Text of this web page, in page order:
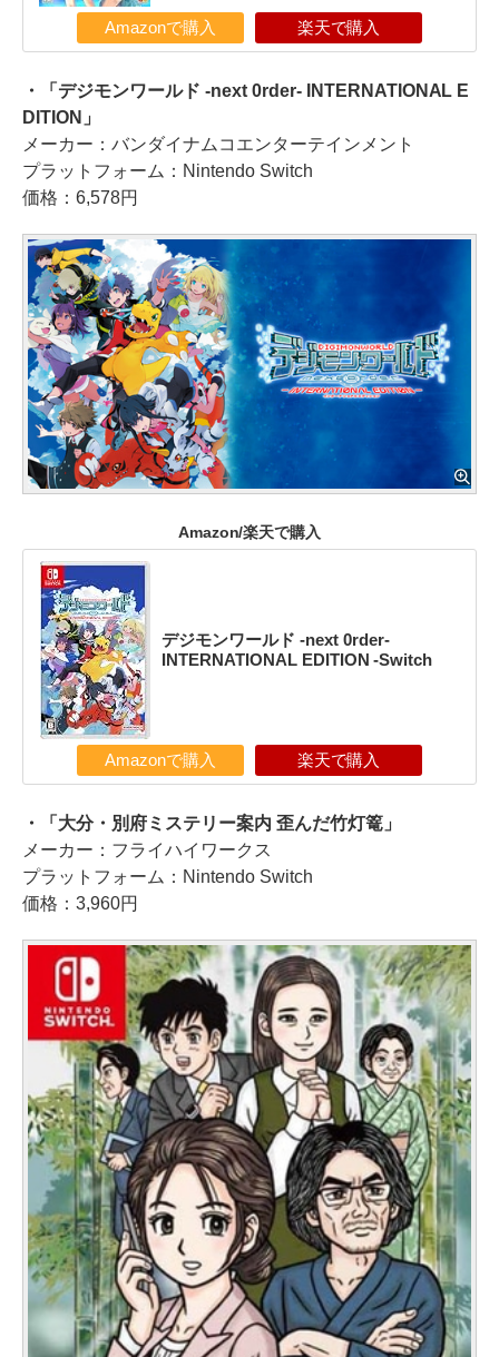
Amazonで購入 楽天で購入
・「デジモンワールド -next 0rder- INTERNATIONAL E
DITION」
メーカー：バンダイナムコエンターテインメント
プラットフォーム：Nintendo Switch
価格：6,578円
Amazon/楽天で購入
デジモンワールド -next 0rder-
INTERNATIONAL EDITION -Switch
Amazonで購入 楽天で購入
・「大分・別府ミステリー案内 歪んだ竹灯篭」
メーカー：フライハイワークス
プラットフォーム：Nintendo Switch
価格：3,960円